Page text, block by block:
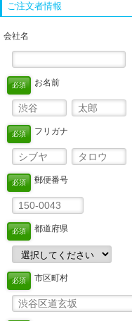
ご注文者情報
会社名
必須 お名前
必須 フリガナ
必須 郵便番号
必須 都道府県
必須 市区町村